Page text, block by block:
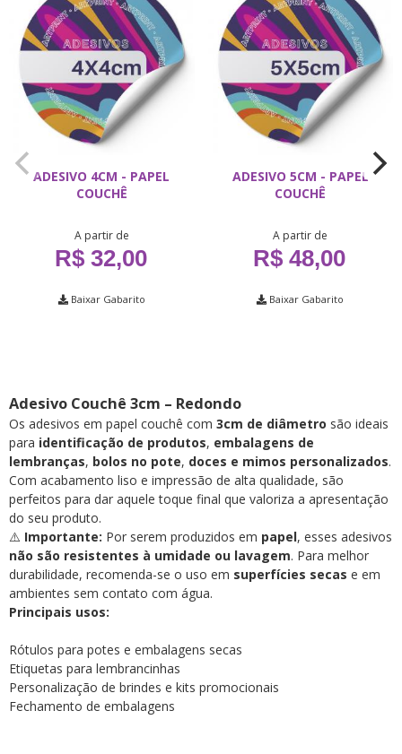
ADESIVO 4CM - PAPEL
COUCHÊ
A partir de
R$ 32,00
Baixar Gabarito
ADESIVO 5CM - PAPEL
COUCHÊ
A partir de
R$ 48,00
Baixar Gabarito
Adesivo Couchê 3cm – Redondo
Os adesivos em papel couchê com 3cm de diâmetro são ideais
para identificação de produtos, embalagens de
lembranças, bolos no pote, doces e mimos personalizados.
Com acabamento liso e impressão de alta qualidade, são
perfeitos para dar aquele toque final que valoriza a apresentação
do seu produto.
⚠️ Importante: Por serem produzidos em papel, esses adesivos
não são resistentes à umidade ou lavagem. Para melhor
durabilidade, recomenda-se o uso em superfícies secas e em
ambientes sem contato com água.
Principais usos:
Rótulos para potes e embalagens secas
Etiquetas para lembrancinhas
Personalização de brindes e kits promocionais
Fechamento de embalagens